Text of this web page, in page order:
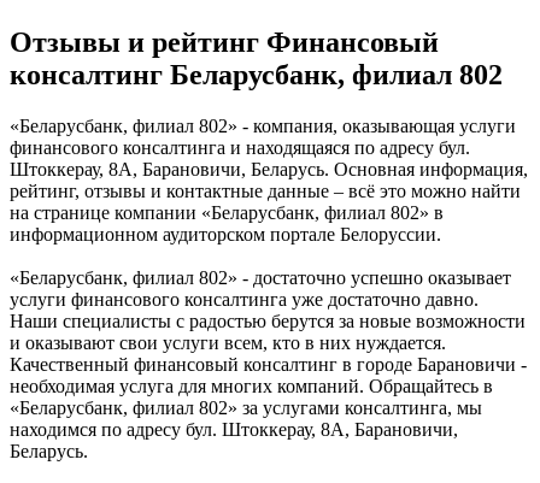
Отзывы и рейтинг Финансовый
консалтинг Беларусбанк, филиал 802
«Беларусбанк, филиал 802» - компания, оказывающая услуги
финансового консалтинга и находящаяся по адресу бул.
Штоккерау, 8А, Барановичи, Беларусь. Основная информация,
рейтинг, отзывы и контактные данные – всё это можно найти
на странице компании «Беларусбанк, филиал 802» в
информационном аудиторском портале Белоруссии.
«Беларусбанк, филиал 802» - достаточно успешно оказывает
услуги финансового консалтинга уже достаточно давно.
Наши специалисты с радостью берутся за новые возможности
и оказывают свои услуги всем, кто в них нуждается.
Качественный финансовый консалтинг в городе Барановичи -
необходимая услуга для многих компаний. Обращайтесь в
«Беларусбанк, филиал 802» за услугами консалтинга, мы
находимся по адресу бул. Штоккерау, 8А, Барановичи,
Беларусь.